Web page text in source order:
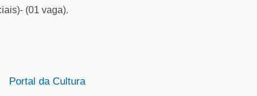
(01 vaga).
Portal da Cultura